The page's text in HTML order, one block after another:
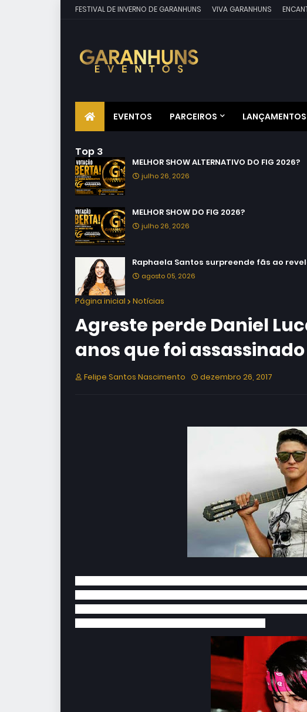
FESTIVAL DE INVERNO DE GARANHUNS VIVA GARANHUNS
EVENTOS PARCEIROS LANÇAMENTOS
Top 3
MELHOR SHOW ALTERNATIVO DO FIG 2026?
julho 26, 2026
MELHOR SHOW DO FIG 2026?
julho 26, 2026
Raphaela Santos surpreende fãs ao
agosto 05, 2026
Página inicial Notícias
Agreste perde Daniel
anos que foi assassinado
Felipe Santos Nascimento dezembro 26, 2017